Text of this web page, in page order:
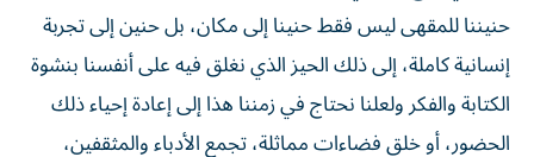
حنيننا للمقهى ليس فقط حنينا إلى مكان، بل حنين إلى تجربة
إنسانية كاملة، إلى ذلك الحيز الذي نغلق فيه على أنفسنا بنشوة
الكتابة والفكر ولعلنا نحتاج في زمننا هذا إلى إعادة إحياء ذلك
الحضور، أو خلق فضاءات مماثلة، تجمع الأدباء والمثقفين،